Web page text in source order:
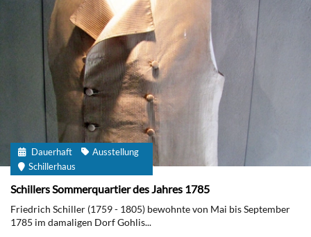
Dauerhaft
Ausstellung
Schillerhaus
Schillers Sommerquartier des Jahres 1785
Friedrich Schiller (1759 - 1805) bewohnte von Mai bis September
1785 im damaligen Dorf Gohlis...